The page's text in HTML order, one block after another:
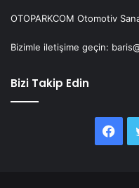
OTOPARKCOM Otomotiv
Bizimle iletişime geçin:
Bizi Takip Edin